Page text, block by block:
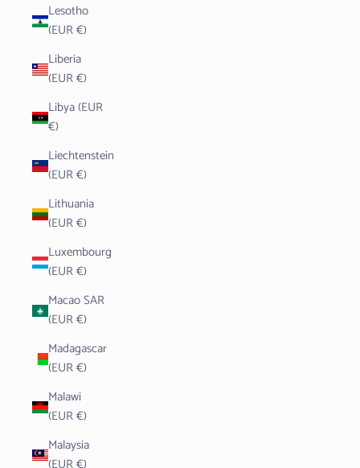
Lesotho
(EUR €)
Liberia
(EUR €)
Libya (EUR
€)
Liechtenstein
(EUR €)
Lithuania
(EUR €)
Luxembourg
(EUR €)
Macao SAR
(EUR €)
Madagascar
(EUR €)
Malawi
(EUR €)
Malaysia